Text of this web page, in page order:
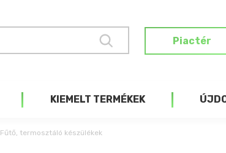
Piactér
KIEMELT TERMÉKEK
Fűtő, termosztáló készülékek